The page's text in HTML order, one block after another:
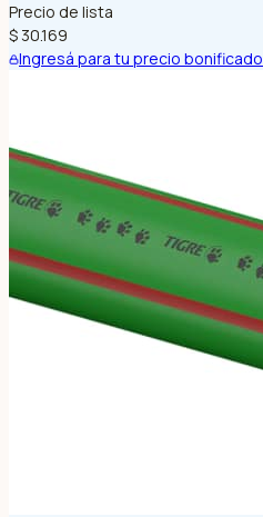
Precio de lista
$ 30.169
Ingresá para tu precio bonificado